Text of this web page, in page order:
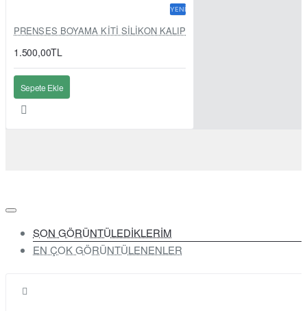
YENI
PRENSES BOYAMA KİTİ SİLİKON KALIP
1.500,00TL
Sepete Ekle
SON GÖRÜNTÜLEDİKLERİM
EN ÇOK GÖRÜNTÜLENENLER